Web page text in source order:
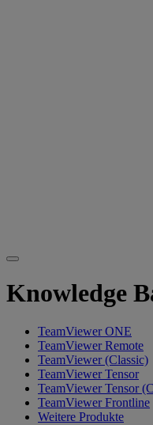
Knowledge
TeamViewer ONE
TeamViewer Remote
TeamViewer (Classic)
TeamViewer Tensor
TeamViewer Tensor
TeamViewer Frontline
Weitere Produkte